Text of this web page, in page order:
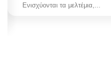
Ενισχύονται τα μελτέμια,...